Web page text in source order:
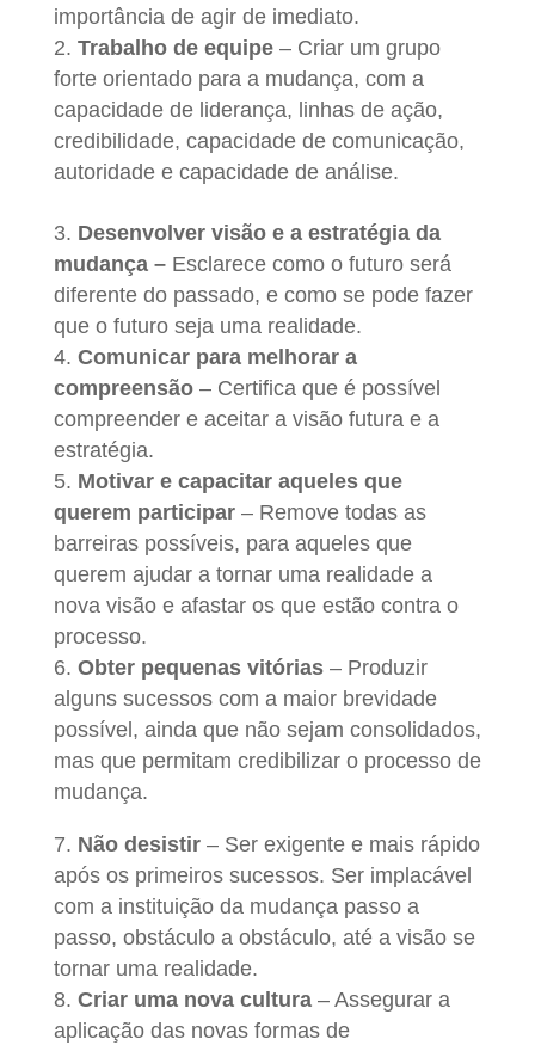
importância de agir de imediato.
2. Trabalho de equipe– Criar um grupo
forte orientado para a mudança, com a
capacidade de liderança, linhas de ação,
credibilidade, capacidade de comunicação,
autoridade e capacidade de análise.
3. Desenvolver visão e a estratégia da
mudança –Esclarece como o futuro será
diferente do passado, e como se pode fazer
que o futuro seja uma realidade.
4. Comunicar para melhorar a
compreensão– Certifica que é possível
compreender e aceitar a visão futura e a
estratégia.
5. Motivar e capacitar aqueles que
querem participar – Remove todas as
barreiras possíveis, para aqueles que
querem ajudar a tornar uma realidade a
nova visão e afastar os que estão contra o
processo.
6. Obter pequenas vitórias– Produzir
alguns sucessos com a maior brevidade
possível, ainda que não sejam consolidados,
mas que permitam credibilizar o processo de
mudança.
7. Não desistir– Ser exigente e mais rápido
após os primeiros sucessos. Ser implacável
com a instituição da mudança passo a
passo, obstáculo a obstáculo, até a visão se
tornar uma realidade.
8. Criar uma nova cultura– Assegurar a
aplicação das novas formas de